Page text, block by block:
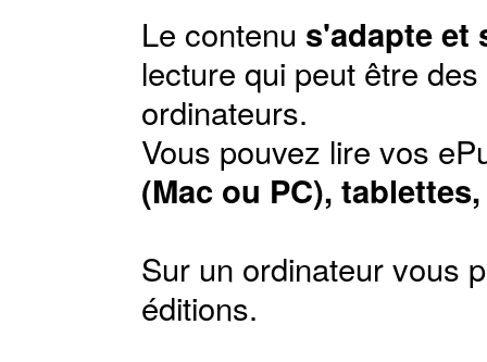
Le contenu s'adapte et
lecture qui peut être
ordinateurs.
Vous pouvez lire vos
(Mac ou PC),
Sur un ordinateur vous
éditions.